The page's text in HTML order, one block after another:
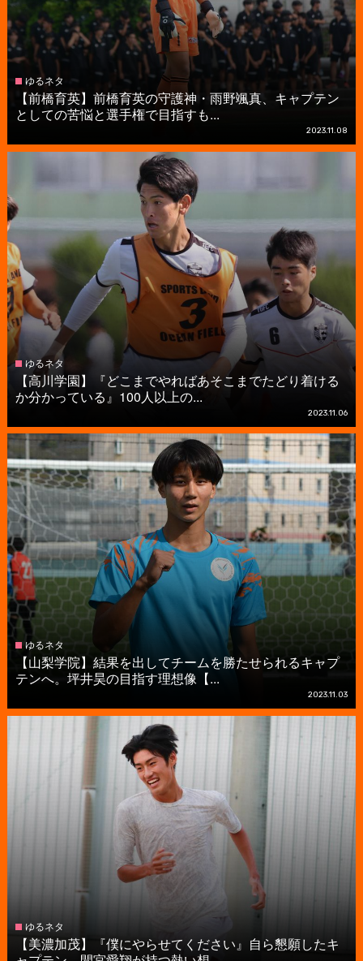
ゆるネタ
【前橋育英】前橋育英の守護神・雨野颯真、キャプテン
としての苦悩と選手権で目指すも...
2023.11.08
ゆるネタ
【高川学園】『どこまでやればあそこまでたどり着ける
か分かっている』100人以上の...
2023.11.06
ゆるネタ
【山梨学院】結果を出してチームを勝たせられるキャプ
テンへ。坪井昊の目指す理想像【...
2023.11.03
ゆるネタ
【美濃加茂】『僕にやらせてください』自ら懇願したキ